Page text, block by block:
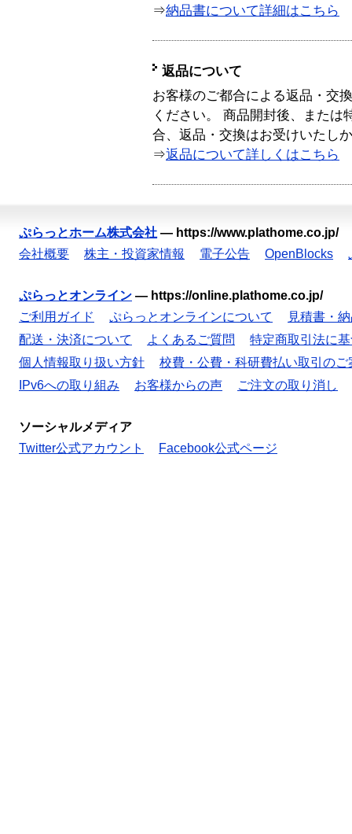
⇒納品書について詳細はこちら
返品について
お客様のご都合による返品・交
ください。 商品開封後、または
合、返品・交換はお受けいたし
⇒返品について詳しくはこちら
ぷらっとホーム株式会社 — https://www.plathome.co.jp/
会社概要
株主・投資家情報 電子公告 OpenBlocks
ぷらっとオンライン — https://online.plathome.co.jp/
ご利用ガイド
ぷらっとオンラインについて
見積書・
配送・決済について
よくあるご質問
特定商取引法に
個人情報取り扱い方針
校費・公費・科研費払い取引のご
IPv6への取り組み
お客様からの声 ご注文の取り消し
ソーシャルメディア
Twitter公式アカウント
Facebook公式ページ